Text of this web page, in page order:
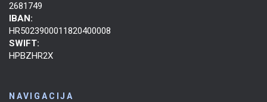
2681749
IBAN:
HR5023900011820400008
SWIFT:
HPBZHR2X
NAVIGACIJA